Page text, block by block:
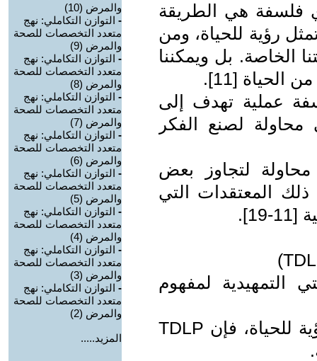
فلسفة هي الطريقة
رؤية للحياة، ومن
الخاصة. بل ويمكننا
[11].
عملية تهدف إلى
لصنع الفكر
لتجاوز بعض
ذلك المعتقدات التي
التمهيدية لمفهوم
انطلاقًا من اعتبار أن الفلسفة هي رؤية للحياة، فإن TDLP
والمرض (10)
- التوازن التكاملي: نهج
متعدد التخصصات للصحة
والمرض (9)
- التوازن التكاملي: نهج
متعدد التخصصات للصحة
والمرض (8)
- التوازن التكاملي: نهج
متعدد التخصصات للصحة
والمرض (7)
- التوازن التكاملي: نهج
متعدد التخصصات للصحة
والمرض (6)
- التوازن التكاملي: نهج
متعدد التخصصات للصحة
والمرض (5)
- التوازن التكاملي: نهج
متعدد التخصصات للصحة
والمرض (4)
- التوازن التكاملي: نهج
متعدد التخصصات للصحة
والمرض (3)
- التوازن التكاملي: نهج
متعدد التخصصات للصحة
والمرض (2)
المزيد.....